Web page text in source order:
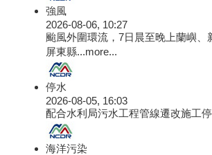
強風
2026-08-06, 10:27
颱風外圍環流，7日晨至晚上蘭嶼、
屏東縣...more...
停水
2026-08-05, 16:03
配合水利局污水工程管線遷改施工
海洋污染